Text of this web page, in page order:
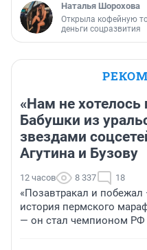
Наталья Шорохова
Открыла кофейную
деньги соцразвития
«Нам не хотелось
Бабушки из
звездами
Агутина и Бузову
12 часов 8 337 18
«Позавтракал и
история пермского
— он стал чемпионом РФ